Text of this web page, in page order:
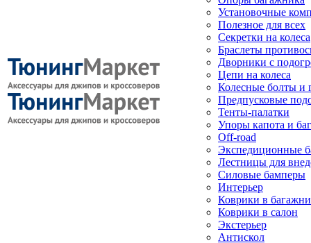
Установочные
Полезное для всех
Секретки на колеса
Браслеты
Дворники с
Цепи на колеса
Колесные болты и
Предпусковые
Тенты-палатки
Упоры капота и
Off-road
Экспедиционные
Лестницы для
Силовые бамперы
Интерьер
Коврики в
Коврики в салон
Экстерьер
Антискол